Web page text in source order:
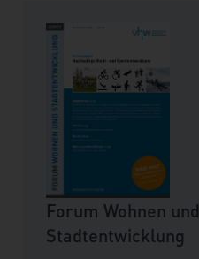
Forum Wohnen und
Stadtentwicklung